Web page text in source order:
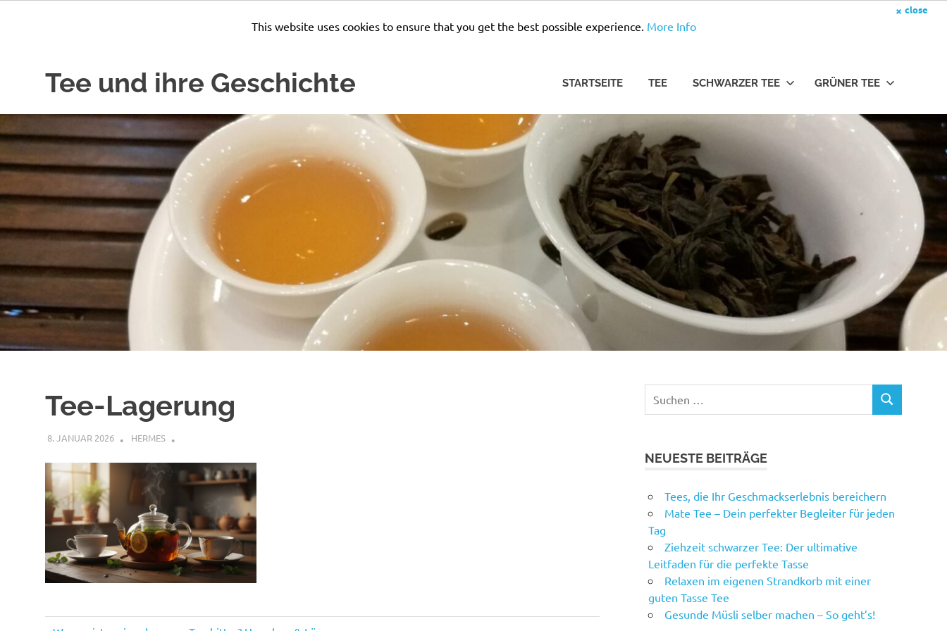
× close
This website uses cookies to ensure that you get the best possible experience. More Info
Tee und ihre Geschichte
Jahrhunderten
wird
zubereitet
STARTSEITE TEE SCHWARZER TEE GRÜNER TEE
Tee-Lagerung
8. JANUAR 2026 HERMES
nach:
SUCHEN
NEUESTE BEITRÄGE
Tees, die Ihr Geschmackserlebnis bereichern
Mate Tee – Dein perfekter Begleiter für jeden
Tag
Ziehzeit schwarzer Tee: Der ultimative
Leitfaden für die perfekte Tasse
Relaxen im eigenen Strandkorb mit einer
guten Tasse Tee
Gesunde Müsli selber machen – So geht’s!